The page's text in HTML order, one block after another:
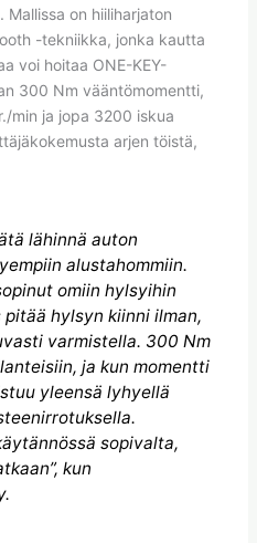
Mallissa on hiiliharjaton
-tekniikka, jonka kautta
voi hoitaa ONE-KEY-
300 Nm vääntömomentti,
min ja jopa 3200 iskua
arjen töistä,
lähinnä auton
alustahommiin.
omiin hylsyihin
hylsyn kiinni ilman,
varmistella. 300 Nm
ja kun momentti
yleensä lyhyellä
sopivalta,
kun